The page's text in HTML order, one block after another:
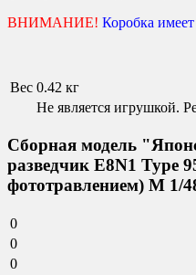
ВНИМАНИЕ! Коробка
Вес 0.42 кг
Не является игрушкой.
Сборная модель
разведчик E8N1 Type
фототравлением) М 1/
0
0
0